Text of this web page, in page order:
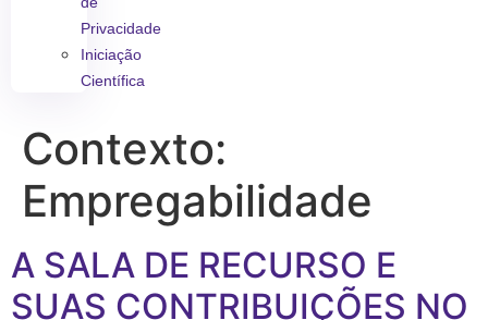
Privacidade
Iniciação
Científica
Contexto:
Empregabilidade
A SALA DE RECURSO E
SUAS CONTRIBUIÇÕES NO